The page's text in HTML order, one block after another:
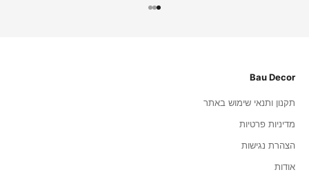
עבור לפריט 1
עבור לפריט 2
עבור לפריט 3
Bau Decor
תקנון ותנאי שימוש באתר
מדיניות פרטיות
הצהרת נגישות
אודות